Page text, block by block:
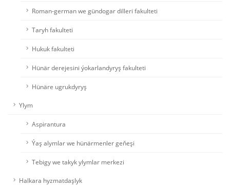
Roman-german we gündogar dilleri fakulteti
Taryh fakulteti
Hukuk fakulteti
Hünär derejesini ýokarlandyryş fakulteti
Hünäre ugrukdyryş
Ylym
Aspirantura
Ýaş alymlar we hünärmenler geňeşi
Tebigy we takyk ylymlar merkezi
Halkara hyzmatdaşlyk